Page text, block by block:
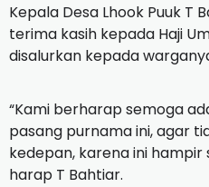
Kepala Desa Lhook Puuk T
terima kasih kepada Haji
disalurkan kepada
“Kami berharap semoga
pasang purnama ini, agar
kedepan, karena ini
harap T Bahtiar.